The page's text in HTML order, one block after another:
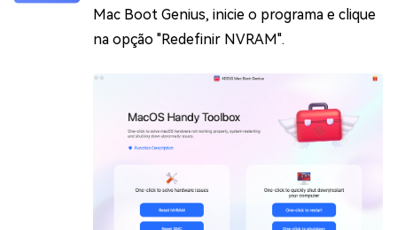
Mac Boot Genius, inicie o programa e clique
na opção "Redefinir NVRAM".